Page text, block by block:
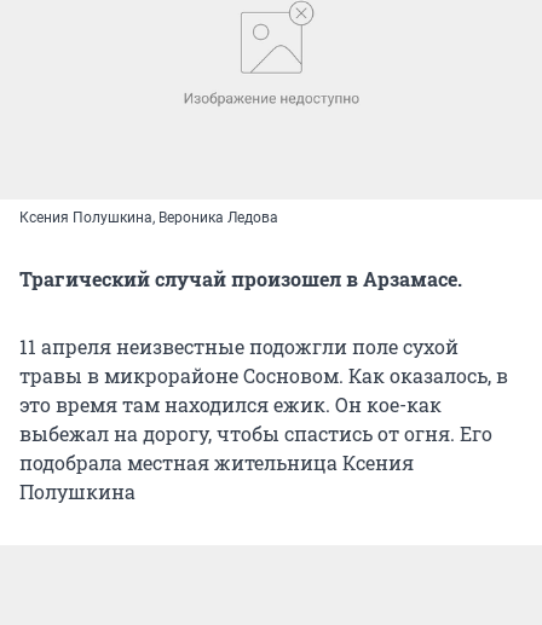
Ксения Полушкина, Вероника Ледова
Трагический случай произошел в Арзамасе.
11 апреля неизвестные подожгли поле сухой
травы в микрорайоне Сосновом. Как оказалось, в
это время там находился ежик. Он кое-как
выбежал на дорогу, чтобы спастись от огня. Его
подобрала местная жительница Ксения
Полушкина